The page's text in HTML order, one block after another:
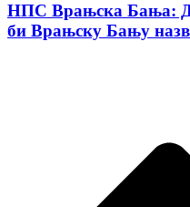
НПС Врањска Бања:
би Врањску Бању